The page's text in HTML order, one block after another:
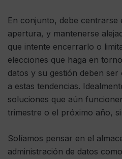
En conjunto, debe centrarse
apertura, y mantenerse
que intente encerrarlo o
elecciones que haga en
datos y su gestión deben
a estas tendencias.
soluciones que aún
trimestre o el próximo año,
Solíamos pensar en el
administración de datos